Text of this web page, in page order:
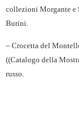
collezioni Morgante e
Burini.
– Crocetta del
((Catalogo della
russo.